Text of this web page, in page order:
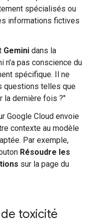
spécialisés ou
informations fictives
Gemini dans la
n'a pas conscience du
spécifique. Il ne
questions telles que
la dernière fois ?"
Google Cloud envoie
contexte au modèle
Par exemple,
Résoudre les
sur la page du
toxicité